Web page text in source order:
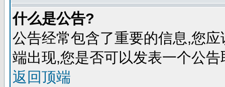
什么是公告?
公告经常包含了重要的信息,您
端出现,您是否可以发表一个公
返回顶端